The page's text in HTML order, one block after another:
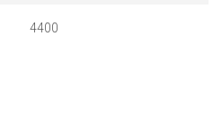
4400